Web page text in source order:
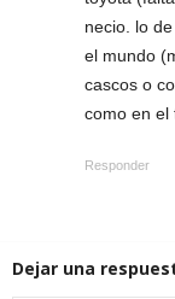
necio. lo
el mundo
cascos o
como en el
Responder
Dejar una